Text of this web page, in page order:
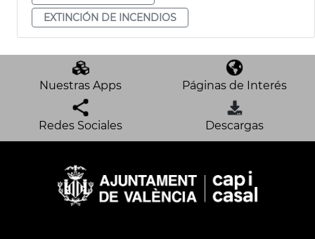
EXTINCIÓN DE INCENDIOS
Nuestras Apps Páginas de Interés
Redes Sociales Descargas